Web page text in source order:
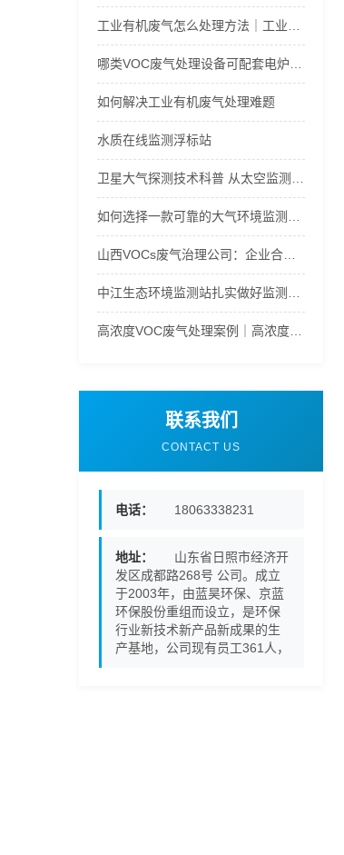
如何解决工业有机废气处理难题
水质在线监测浮标站
联系我们
CONTACT US
电话： 18063338231
地址：
山东省日照市经济开
发区成都路268号 公司。成立
于2003年，由蓝昊环保、京蓝
环保股份重组而设立，是环保
行业新技术新产品新成果的生
产基地，公司现有员工361人，